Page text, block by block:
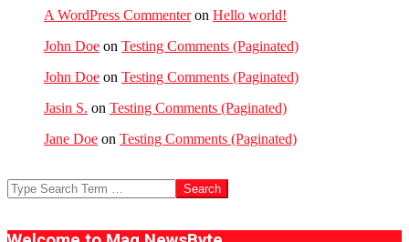
A WordPress Commenteron Hello world!
John Doe on Testing Comments (Paginated)
John Doe on Testing Comments (Paginated)
Jasin S. on Testing Comments (Paginated)
Jane Doe on Testing Comments (Paginated)
Search